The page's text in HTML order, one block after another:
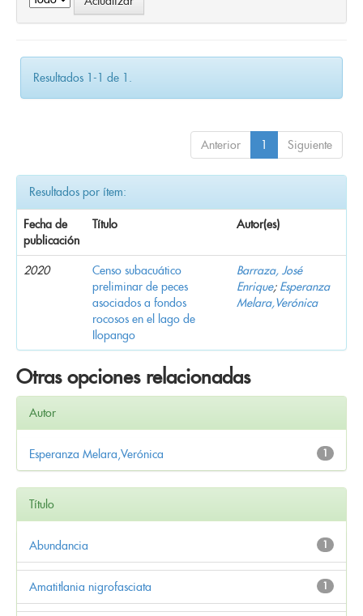
Resultados 1-1 de 1.
Anterior 1 Siguiente
Resultados por ítem:
Fecha de
publicación
Título Autor(es)
2020
Censo subacuático
preliminar de peces
asociados a fondos
rocosos en el lago de
Ilopango
Barraza, José
Enrique; Esperanza
Melara,Verónica
Otras opciones relacionadas
Autor
1
Esperanza Melara,Verónica
Título
1
Abundancia
1
Amatitlania nigrofasciata